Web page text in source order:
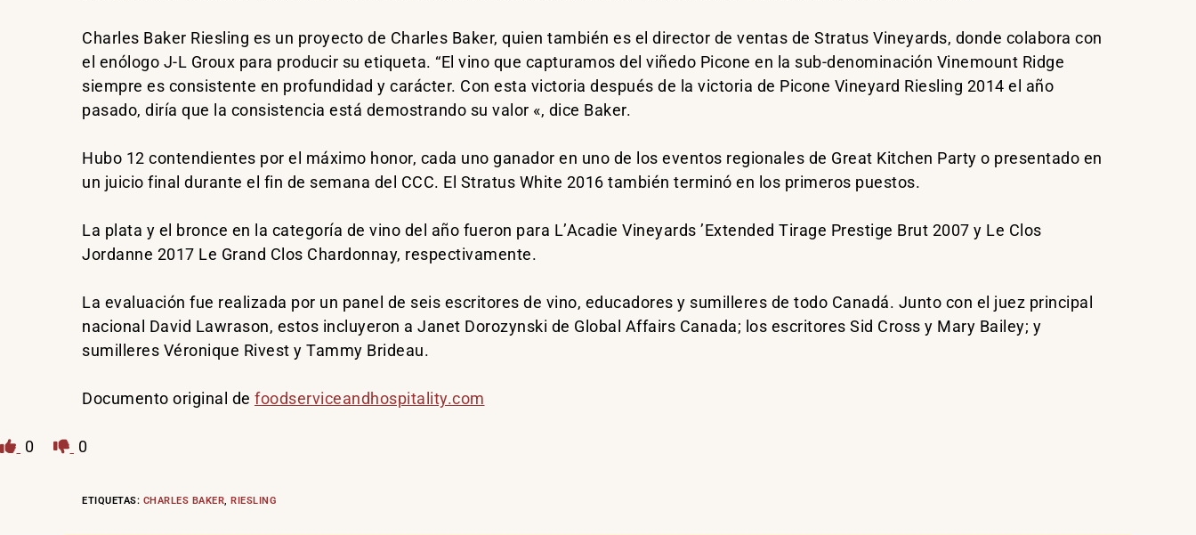
Charles Baker Riesling es un proyecto de Charles Baker, quien también es el director de ventas de Stratus Vineyards, donde colabora con
el enólogo J-L Groux para producir su etiqueta. “El vino que capturamos del viñedo Picone en la sub-denominación Vinemount Ridge
siempre es consistente en profundidad y carácter. Con esta victoria después de la victoria de Picone Vineyard Riesling 2014 el año
pasado, diría que la consistencia está demostrando su valor «, dice Baker.
Hubo 12 contendientes por el máximo honor, cada uno ganador en uno de los eventos regionales de Great Kitchen Party o presentado en
un juicio final durante el fin de semana del CCC. El Stratus White 2016 también terminó en los primeros puestos.
La plata y el bronce en la categoría de vino del año fueron para L’Acadie Vineyards ’Extended Tirage Prestige Brut 2007 y Le Clos
Jordanne 2017 Le Grand Clos Chardonnay, respectivamente.
La evaluación fue realizada por un panel de seis escritores de vino, educadores y sumilleres de todo Canadá. Junto con el juez principal
nacional David Lawrason, estos incluyeron a Janet Dorozynski de Global Affairs Canada; los escritores Sid Cross y Mary Bailey; y
sumilleres Véronique Rivest y Tammy Brideau.
Documento original de foodserviceandhospitality.com
0 0
ETIQUETAS: CHARLES BAKER, RIESLING